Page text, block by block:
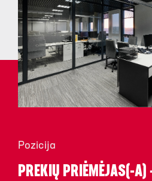
Pozicija
PREKIŲ PRIĖMĖJAS(-A)